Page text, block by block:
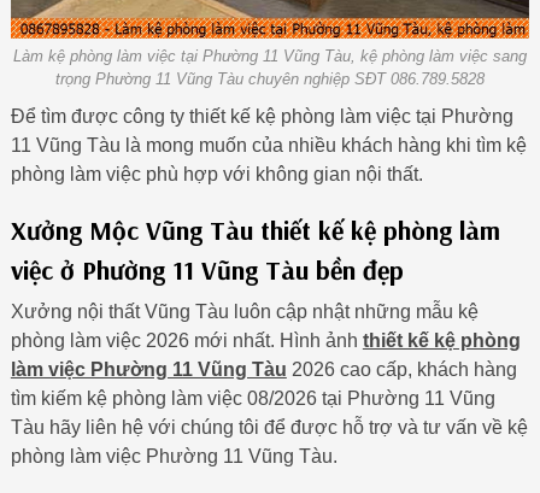
Làm kệ phòng làm việc tại Phường 11 Vũng Tàu, kệ phòng làm việc sang
trọng Phường 11 Vũng Tàu chuyên nghiệp SĐT 086.789.5828
Để tìm được công ty thiết kế kệ phòng làm việc tại Phường
11 Vũng Tàu là mong muốn của nhiều khách hàng khi tìm kệ
phòng làm việc phù hợp với không gian nội thất.
Xưởng Mộc Vũng Tàu thiết kế kệ phòng làm
việc ở Phường 11 Vũng Tàu bền đẹp
Xưởng nội thất Vũng Tàu luôn cập nhật những mẫu kệ
phòng làm việc 2026 mới nhất. Hình ảnh thiết kế kệ phòng
làm việc Phường 11 Vũng Tàu 2026 cao cấp, khách hàng
tìm kiếm kệ phòng làm việc 08/2026 tại Phường 11 Vũng
Tàu hãy liên hệ với chúng tôi để được hỗ trợ và tư vấn về kệ
phòng làm việc Phường 11 Vũng Tàu.